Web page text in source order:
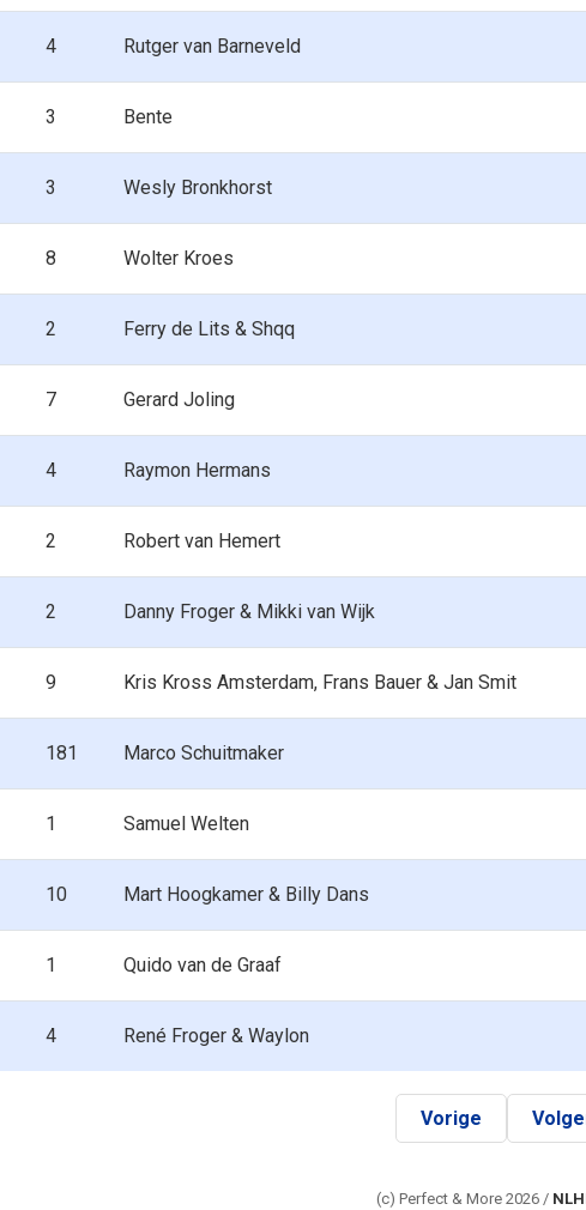
4 Rutger van Barneveld
3 Bente
3 Wesly Bronkhorst
8 Wolter Kroes
2 Ferry de Lits & Shqq
7 Gerard Joling
4 Raymon Hermans
2 Robert van Hemert
2 Danny Froger & Mikki van Wijk
9 Kris Kross Amsterdam, Frans Bauer & Jan Smit
181 Marco Schuitmaker
1 Samuel Welten
10 Mart Hoogkamer & Billy Dans
1 Quido van de Graaf
4 René Froger & Waylon
Vorige
(c) Perfect & More 2026 /